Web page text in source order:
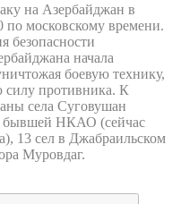
на Азербайджан в
по московскому времени.
безопасности
начала
боевую технику,
противника. К
села Суговушан
бывшей НКАО (сейчас
13 сел в Джабраильском
Муровдаг.